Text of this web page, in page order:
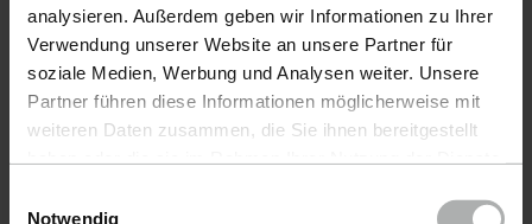
analysieren. Außerdem geben wir Informationen zu Ihrer
Verwendung unserer Website an unsere Partner für
soziale Medien, Werbung und Analysen weiter. Unsere
Partner führen diese Informationen möglicherweise mit
weiteren Daten zusammen, die Sie ihnen bereitgestellt
Einstellungen zu den Cookies finden Sie unter
Notwendig